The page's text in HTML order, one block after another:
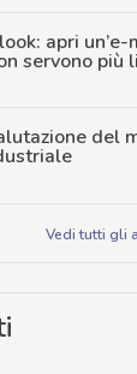
apri un’e-
servono più
del
Vedi tutti gli